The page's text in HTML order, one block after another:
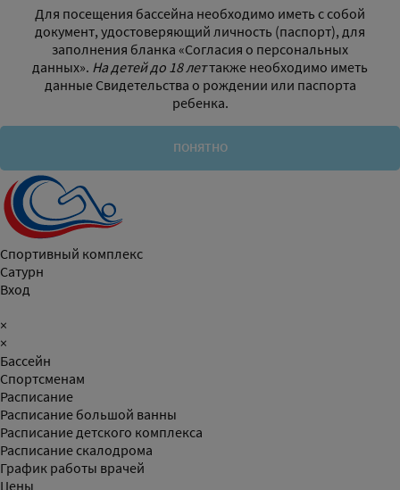
Для посещения бассейна необходимо иметь с собой
документ, удостоверяющий личность (паспорт), для
заполнения бланка «Согласия о персональных
данных». На детей до 18 леттакже необходимо иметь
данные Свидетельства о рождении или паспорта
ребенка.
ПОНЯТНО
Спортивный комплекс
Сатурн
Вход
×
×
Бассейн
Спортсменам
Расписание
Расписание большой ванны
Расписание детского комплекса
Расписание скалодрома
График работы врачей
Цены